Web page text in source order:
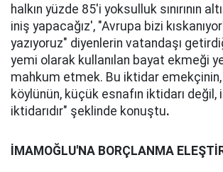
halkın yüzde 85'i yoksulluk sınırının
iniş yapacağız', "Avrupa bizi
yazıyoruz" diyenlerin vatandaşı
yemi olarak kullanılan bayat ekmeği
mahkum etmek. Bu iktidar
köylünün, küçük esnafın iktidarı değil,
iktidarıdır" şeklinde konuştu.
İMAMOĞLU'NA BORÇLANMA